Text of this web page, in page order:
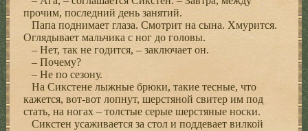
прочим, последний день занятий.
Папа поднимает глаза. Смотрит на сына. Хмурится.
Оглядывает мальчика с ног до головы.
– Нет, так не годится, – заключает он.
– Почему?
– Не по сезону.
На Сикстене лыжные брюки, такие тесные, что
кажется, вот-вот лопнут, шерстяной свитер им под
стать, на ногах – толстые серые шерстяные носки.
Сикстен усаживается за стол и поддевает вилкой